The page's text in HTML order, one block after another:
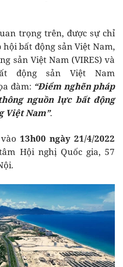
trọng trên, được sự chỉ
bất động sản Việt Nam,
sản Việt Nam (VIRES) và
động sản Việt Nam
đàm: “Điểm nghẽn pháp
nguồn lực bất động
Việt Nam”.
13h00 ngày 21/4/2022
Hội nghị Quốc gia, 57